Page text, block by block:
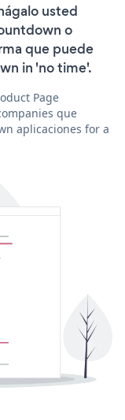
usted
o
que puede
in 'no time'.
Page
que
aplicaciones for a